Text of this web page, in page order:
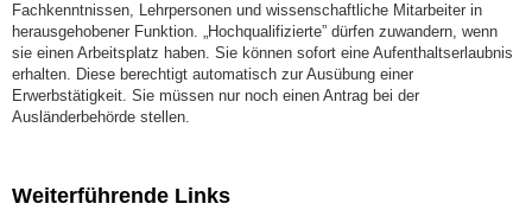
Fachkenntnissen, Lehrpersonen und wissenschaftliche Mitarbeiter in
herausgehobener Funktion. „Hochqualifizierte” dürfen zuwandern, wenn
sie einen Arbeitsplatz haben. Sie können sofort eine Aufenthaltserlaubnis
erhalten. Diese berechtigt automatisch zur Ausübung einer
Erwerbstätigkeit. Sie müssen nur noch einen Antrag bei der
Ausländerbehörde stellen.
Weiterführende Links